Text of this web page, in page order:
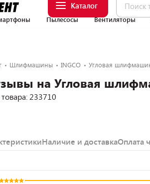
Каталог
Пылесосы Вентиляторы
Шлифмашины INGCO Угловая
на Угловая
233710
Наличие и доставкаОплата